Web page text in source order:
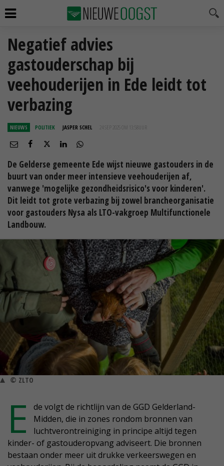
Negatief advies
gastouderschap bij
veehouderijen in Ede leidt tot
verbazing
NIEUWS POLITIEK JASPER SCHEL 24 SEP 2025 OM 13:58
De Gelderse gemeente Ede wijst nieuwe gastouders in de
buurt van onder meer intensieve veehouderijen af,
vanwege 'mogelijke gezondheidsrisico's voor kinderen'.
Dit leidt tot grote verbazing bij zowel brancheorganisatie
voor gastouders Nysa als LTO-vakgroep Multifunctionele
Landbouw.
© ZLTO
E
de volgt de richtlijn van de GGD Gelderland-
Midden, die in zones rondom bronnen van
luchtverontreiniging in principe altijd tegen
kinder- of gastouderopvang adviseert. Die bronnen
bestaan onder meer uit drukke verkeerswegen en